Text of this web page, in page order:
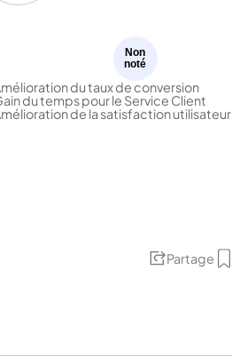
Non
noté
du taux de conversion
du temps pour le Service Client
de la satisfaction utilisateur
Partage